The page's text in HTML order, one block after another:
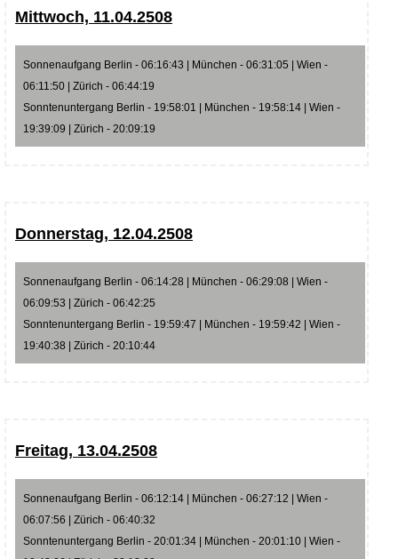
Mittwoch, 11.04.2508
Sonnenaufgang Berlin - 06:16:43 | München - 06:31:05 | Wien -
06:11:50 | Zürich - 06:44:19
Sonntenuntergang Berlin - 19:58:01 | München - 19:58:14 | Wien -
19:39:09 | Zürich - 20:09:19
Donnerstag, 12.04.2508
Sonnenaufgang Berlin - 06:14:28 | München - 06:29:08 | Wien -
06:09:53 | Zürich - 06:42:25
Sonntenuntergang Berlin - 19:59:47 | München - 19:59:42 | Wien -
19:40:38 | Zürich - 20:10:44
Freitag, 13.04.2508
Sonnenaufgang Berlin - 06:12:14 | München - 06:27:12 | Wien -
06:07:56 | Zürich - 06:40:32
Sonntenuntergang Berlin - 20:01:34 | München - 20:01:10 | Wien -